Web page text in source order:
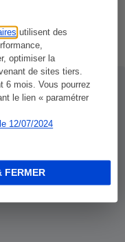
utilisent des
optimiser la
de sites tiers.
6 mois. Vous pourrez
le lien « paramétrer
12/07/2024
FERMER
faire le point